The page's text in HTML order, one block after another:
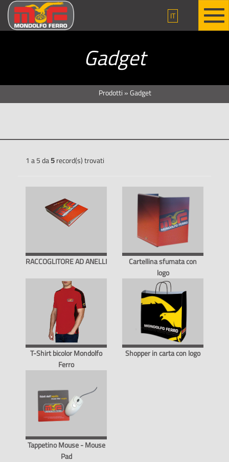
IT
Gadget
Prodotti »Gadget
1 a 5 da5record(s) trovati
RACCOGLITORE AD ANELLI
Cartellina sfumata con
logo
T-Shirt bicolor Mondolfo
Ferro
Shopper in carta con logo
Tappetino Mouse - Mouse
Pad